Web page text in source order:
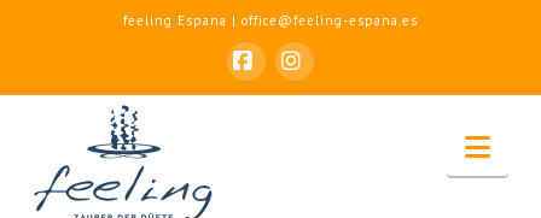
feeling Espana | office@feeling-espana.es
FacebookInstagram